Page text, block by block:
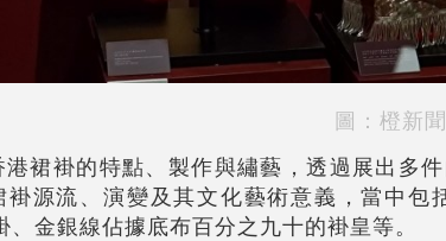
圖：橙新聞
港裙褂的特點、製作與繡藝，透過展出多
褂源流、演變及其文化藝術意義，當中
金銀線佔據底布百分之九十的褂皇等。